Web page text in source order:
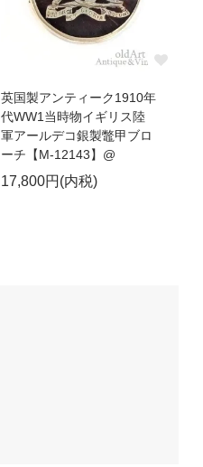
英国製アンティーク1910年
代WW1当時物イギリス陸
軍アールデコ銀製鼈甲ブロ
ーチ【M-12143】@
17,800円(内税)